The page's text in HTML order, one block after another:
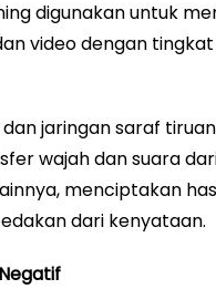
digunakan untuk
video dengan
jaringan saraf
wajah dan suara
menciptakan
dari kenyataan.